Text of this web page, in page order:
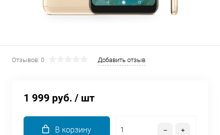
Отзывов: 0 Добавить отзыв
1 999 руб. / шт
В корзину
по25 каждые 2 недели
об оплате Плайтом
Остались вопросы?
8 800 302-02-51